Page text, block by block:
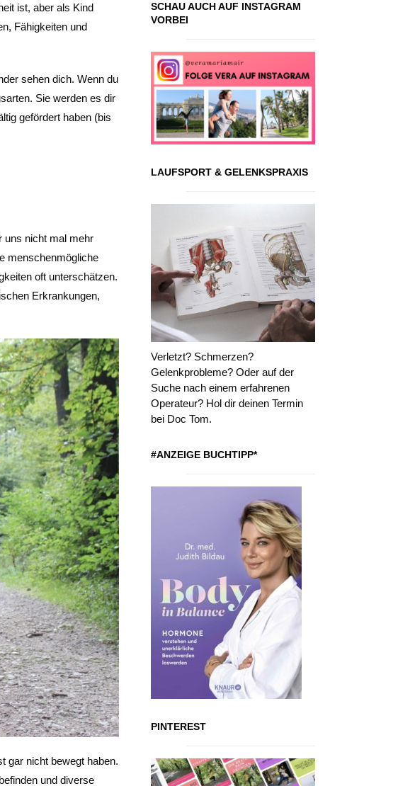
ist, aber als Kind
Fähigkeiten und
sehen dich. Wenn du
Sie werden es dir
gefördert haben (bis
uns nicht mal mehr
menschenmögliche
oft unterschätzen.
Erkrankungen,
gar nicht bewegt haben.
und diverse
SCHAU AUCH AUF INSTAGRAM
VORBEI
LAUFSPORT & GELENKSPRAXIS
Verletzt? Schmerzen?
Gelenkprobleme? Oder auf der
Suche nach einem erfahrenen
Operateur? Hol dir deinen Termin
bei Doc Tom.
#ANZEIGE BUCHTIPP*
PINTEREST